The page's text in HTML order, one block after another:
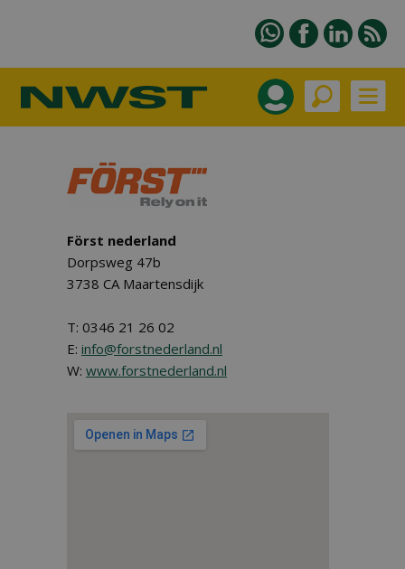
Först nederland
Dorpsweg 47b
3738 CA Maartensdijk
T: 0346 21 26 02
E: info@forstnederland.nl
W: www.forstnederland.nl